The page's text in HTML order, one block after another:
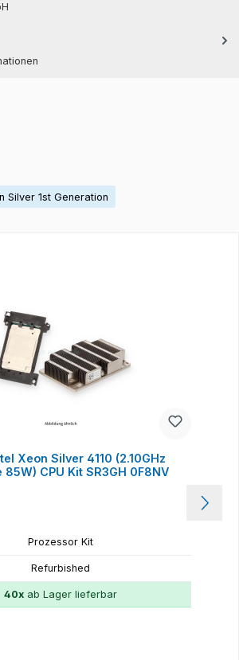
Silver 1st Generation
Xeon Silver 4110 (2.10GHz
85W) CPU Kit SR3GH 0F8NV
Prozessor Kit
Refurbished
40x ab Lager lieferbar